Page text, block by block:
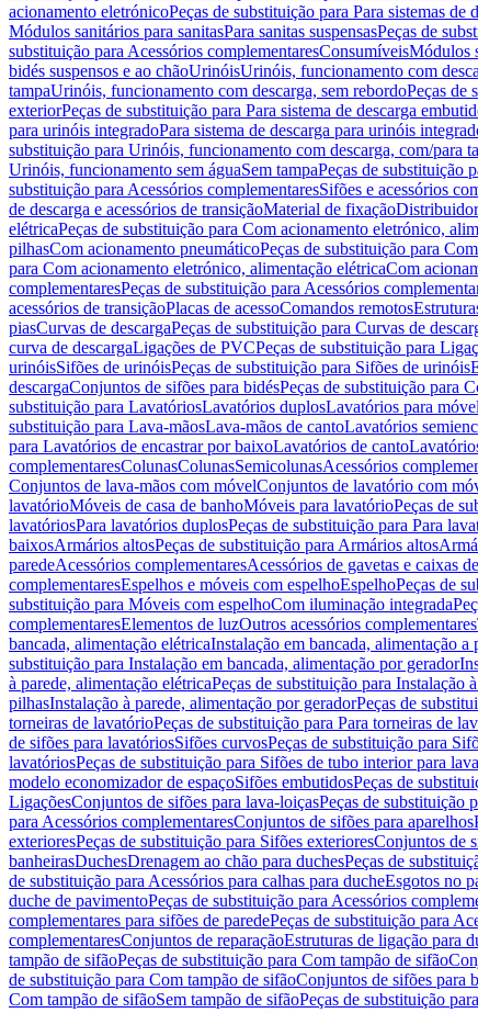
acionamento eletrónicoPeças de substituição para Para sistemas
Módulos sanitários para sanitasPara sanitas suspensasPeças de
substituição para Acessórios complementaresConsumíveisMódulos
bidés suspensos e ao chãoUrinóisUrinóis, funcionamento com
tampaUrinóis, funcionamento com descarga, sem rebordoPeças de
exteriorPeças de substituição para Para sistema de descarga
para urinóis integradoPara sistema de descarga para urinóis
substituição para Urinóis, funcionamento com descarga, com/para
Urinóis, funcionamento sem águaSem tampaPeças de substituição
substituição para Acessórios complementaresSifões e acessórios
de descarga e acessórios de transiçãoMaterial de fixação
elétricaPeças de substituição para Com acionamento eletrónico,
pilhasCom acionamento pneumáticoPeças de substituição para
para Com acionamento eletrónico, alimentação elétricaCom
complementaresPeças de substituição para Acessórios
acessórios de transiçãoPlacas de acessoComandos remotos
piasCurvas de descargaPeças de substituição para Curvas de
curva de descargaLigações de PVCPeças de substituição para
urinóisSifões de urinóisPeças de substituição para Sifões de urinóis
descargaConjuntos de sifões para bidésPeças de substituição para
substituição para LavatóriosLavatórios duplosLavatórios para móvel
substituição para Lava-mãosLava-mãos de cantoLavatórios
para Lavatórios de encastrar por baixoLavatórios de canto
complementaresColunasColunasSemicolunasAcessórios
Conjuntos de lava-mãos com móvelConjuntos de lavatório com
lavatórioMóveis de casa de banhoMóveis para lavatórioPeças de
lavatóriosPara lavatórios duplosPeças de substituição para Para
baixosArmários altosPeças de substituição para Armários altos
paredeAcessórios complementaresAcessórios de gavetas e caixas
complementaresEspelhos e móveis com espelhoEspelhoPeças de
substituição para Móveis com espelhoCom iluminação integrada
complementaresElementos de luzOutros acessórios complementares
bancada, alimentação elétricaInstalação em bancada, alimentação a
substituição para Instalação em bancada, alimentação por gerador
à parede, alimentação elétricaPeças de substituição para Instalação
pilhasInstalação à parede, alimentação por geradorPeças de
torneiras de lavatórioPeças de substituição para Para torneiras de
de sifões para lavatóriosSifões curvosPeças de substituição para
lavatóriosPeças de substituição para Sifões de tubo interior para
modelo economizador de espaçoSifões embutidosPeças de
LigaçõesConjuntos de sifões para lava-loiçasPeças de substituição
para Acessórios complementaresConjuntos de sifões para aparelhos
exterioresPeças de substituição para Sifões exterioresConjuntos de
banheirasDuchesDrenagem ao chão para duchesPeças de
de substituição para Acessórios para calhas para ducheEsgotos no
duche de pavimentoPeças de substituição para Acessórios
complementares para sifões de paredePeças de substituição para
complementaresConjuntos de reparaçãoEstruturas de ligação para
tampão de sifãoPeças de substituição para Com tampão de sifão
de substituição para Com tampão de sifãoConjuntos de sifões para
Com tampão de sifãoSem tampão de sifãoPeças de substituição